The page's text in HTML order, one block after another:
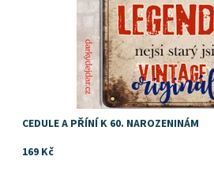
CEDULE A PŘÍNÍ K 60. NAROZENINÁM
169 Kč